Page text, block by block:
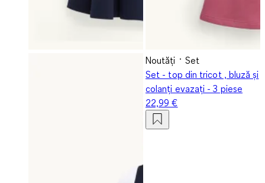
Noutăți
Set
Set - top din tricot , bluză și
colanți evazați - 3 piese
22,99 €